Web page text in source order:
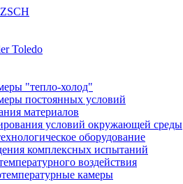
Toledo
"тепло-холод"
постоянных условий
материалов
условий окружающей среды
оборудование
комплексных испытаний
воздействия
камеры